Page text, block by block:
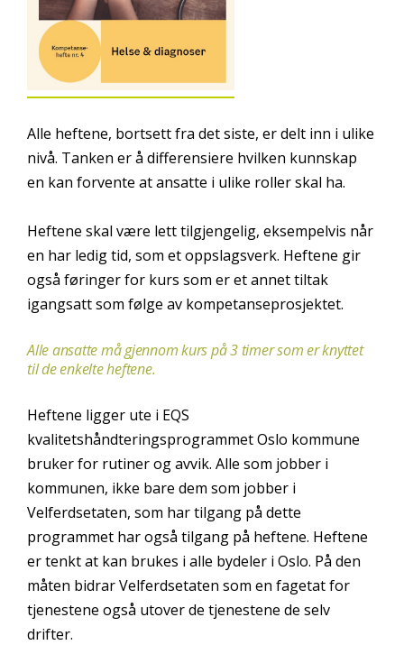
Alle heftene, bortsett fra det siste, er delt inn i ulike
nivå. Tanken er å differensiere hvilken kunnskap
en kan forvente at ansatte i ulike roller skal ha.
Heftene skal være lett tilgjengelig, eksempelvis når
en har ledig tid, som et oppslagsverk. Heftene gir
også føringer for kurs som er et annet tiltak
igangsatt som følge av kompetanseprosjektet.
Alle ansatte må gjennom kurs på 3 timer som er knyttet
til de enkelte heftene.
Heftene ligger ute i EQS
kvalitetshåndteringsprogrammet Oslo kommune
bruker for rutiner og avvik. Alle som jobber i
kommunen, ikke bare dem som jobber i
Velferdsetaten, som har tilgang på dette
programmet har også tilgang på heftene. Heftene
er tenkt at kan brukes i alle bydeler i Oslo. På den
måten bidrar Velferdsetaten som en fagetat for
tjenestene også utover de tjenestene de selv
drifter.